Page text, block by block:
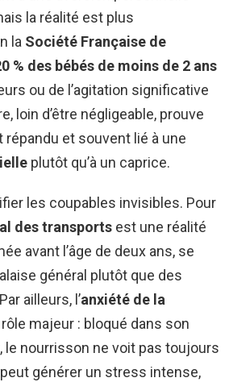
la réalité est plus
la Société Française de
% des bébés de moins de 2 ans
ou de l’agitation significative
loin d’être négligeable, prouve
et souvent lié à une
plutôt qu’à un caprice.
les coupables invisibles. Pour
des transports est une réalité
avant l’âge de deux ans, se
général plutôt que des
ailleurs, l’anxiété de la
majeur : bloqué dans son
le nourrisson ne voit pas toujours
générer un stress intense,